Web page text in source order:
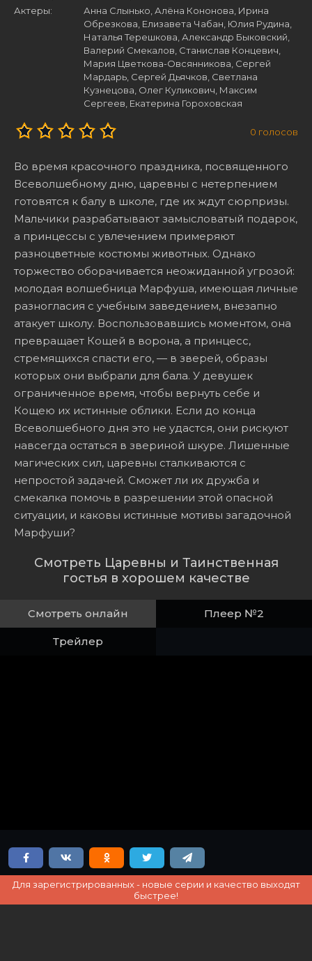
Актеры:
Анна Слынько, Алёна Кононова, Ирина
Обрезкова, Елизавета Чабан, Юлия Рудина,
Наталья Терешкова, Александр Быковский,
Валерий Смекалов, Станислав Концевич,
Мария Цветкова-Овсянникова, Сергей
Мардарь, Сергей Дьячков, Светлана
Кузнецова, Олег Куликович, Максим
Сергеев, Екатерина Гороховская
0 голосов
Во время красочного праздника, посвященного
Всеволшебному дню, царевны с нетерпением
готовятся к балу в школе, где их ждут сюрпризы.
Мальчики разрабатывают замысловатый подарок,
а принцессы с увлечением примеряют
разноцветные костюмы животных. Однако
торжество оборачивается неожиданной угрозой:
молодая волшебница Марфуша, имеющая личные
разногласия с учебным заведением, внезапно
атакует школу. Воспользовавшись моментом, она
превращает Кощей в ворона, а принцесс,
стремящихся спасти его, — в зверей, образы
которых они выбрали для бала. У девушек
ограниченное время, чтобы вернуть себе и
Кощею их истинные облики. Если до конца
Всеволшебного дня это не удастся, они рискуют
навсегда остаться в звериной шкуре. Лишенные
магических сил, царевны сталкиваются с
непростой задачей. Сможет ли их дружба и
смекалка помочь в разрешении этой опасной
ситуации, и каковы истинные мотивы загадочной
Марфуши?
Смотреть Царевны и Таинственная
гостья в хорошем качестве
Смотреть онлайн Плеер №2
Трейлер
Для зарегистрированных - новые серии и качество выходят
быстрее!